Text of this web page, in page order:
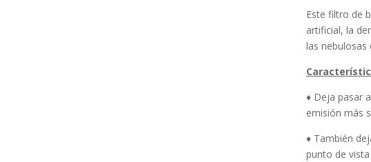
Este filtro de
artificial, la
las nebulosas
♦ Deja pasar
emisión más
♦ También
punto de